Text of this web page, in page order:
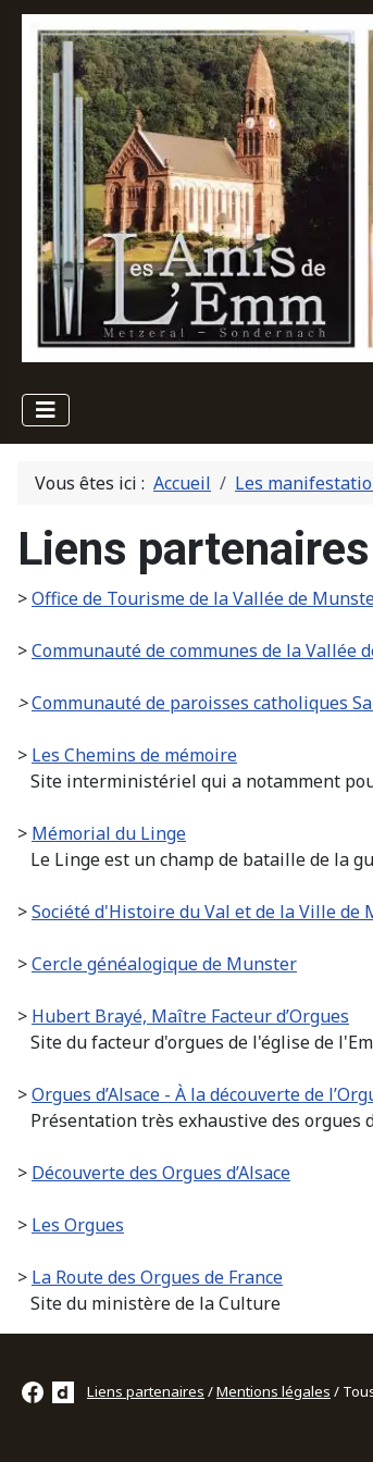
Vous êtes ici : Accueil Les
Liens partenaires
>Office de Tourisme de la Vallée de
>Communauté de communes de la Vallée
>Communauté de paroisses catholiques
> Les Chemins de mémoire
Site interministériel qui a notamment
> Mémorial du Linge
Le Linge est un champ de bataille de la
>Société d'Histoire du Val et de la Ville de
>Cercle généalogique de Munster
> Hubert Brayé, Maître Facteur d’Orgues
Site du facteur d'orgues de l'église de
>Orgues d’Alsace - À la découverte de l’Org
Présentation très exhaustive des orgues
> Découverte des Orgues d’Alsace
> Les Orgues
> La Route des Orgues de France
Site du ministère de la Culture
Liens partenaires /Mentions légales /